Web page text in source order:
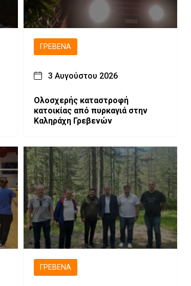
ΓΡΕΒΕΝΆ
3 Αυγούστου 2026
Ολοσχερής καταστροφή
κατοικίας από πυρκαγιά στην
Καληράχη Γρεβενών
ΓΡΕΒΕΝΆ